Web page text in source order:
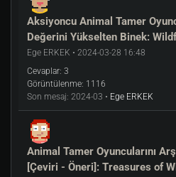
Aksiyoncu Animal Tamer
Değerini Yükselten Binek:
Ege ERKEK • 2024-03-28 16:48
Cevaplar: 3
Görüntülenme: 1116
Son mesaj: 2024-03 • Ege ERKEK
Animal Tamer Oyuncularını
[Çeviri - Öneri]: Treasures of